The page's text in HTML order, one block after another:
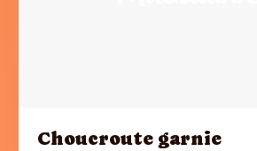
Choucroute garnie